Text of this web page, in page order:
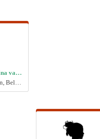
Joanna Catharina van Wesemael (1696.)
☼ --1804 (Heffen, België)